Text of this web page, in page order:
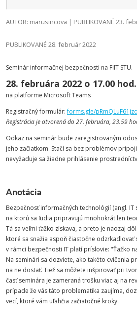
AUTOR: marusincova | PUBLIKOVANÉ 23.
PUBLIKOVANÉ 28. február 2022
Seminár informačnej bezpečnosti na FIIT STU.
28. februára 2022 o 17.00 hod.
na platforme Microsoft Teams
Registračný formulár:forms.gle/
Registrácia je otvorená do 27. februára, 23.59
Odkaz na seminár bude zaregistrovaným
jeho začiatkom. Stačí sa bez problémov
nevyžaduje sa žiadne prihlásenie
Anotácia
Bezpečnosť informačných technológií (angl.
na ktorú sa ľudia pripravujú mnohokrát len
Tá sa veľmi ťažko získava, a preto je naozaj
ktoré sa snažia aspoň čiastočne odzrkadlovať
v rámci bezpečnosti IT platí príslovie: "Ťažko
Na seminári sa dozviete, ako takéto cvičenia
na ne dostať. Tiež sa môžete inšpirovať pri
časť seminára je zameraná trošku viac aj na
prípade že vás táto problematika zaujíma,
vecí, ktoré vám uľahčia začiatočné kroky.